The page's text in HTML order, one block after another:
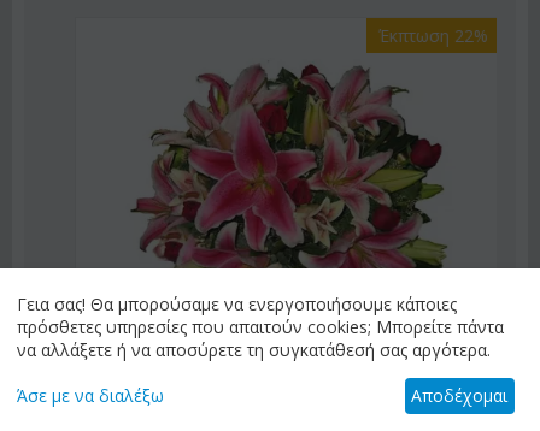
Έκπτωση 22%
Γεια σας! Θα μπορούσαμε να ενεργοποιήσουμε κάποιες
πρόσθετες υπηρεσίες που απαιτούν cookies; Μπορείτε πάντα
να αλλάξετε ή να αποσύρετε τη συγκατάθεσή σας αργότερα.
Άσε με να διαλέξω Αποδέχομαι